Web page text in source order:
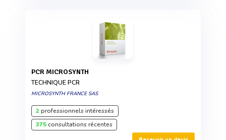
PCR MICROSYNTH
TECHNIQUE PCR
MICROSYNTH FRANCE SAS
2professionnels intéressés
375consultations récentes